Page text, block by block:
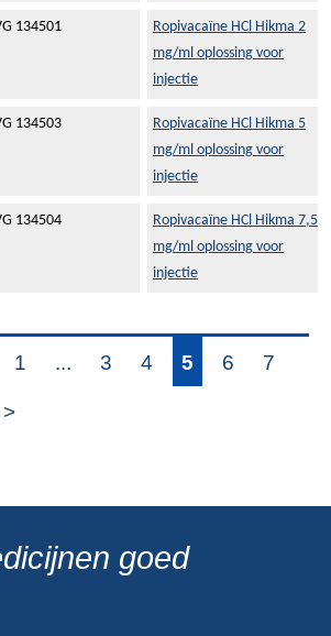
134501
Ropivacaïne HCl Hikma 2
mg/ml oplossing voor
injectie
134503
Ropivacaïne HCl Hikma 5
mg/ml oplossing voor
injectie
134504
Ropivacaïne HCl Hikma 7,5
mg/ml oplossing voor
injectie
1 ... 3 4 5 6 7
goed